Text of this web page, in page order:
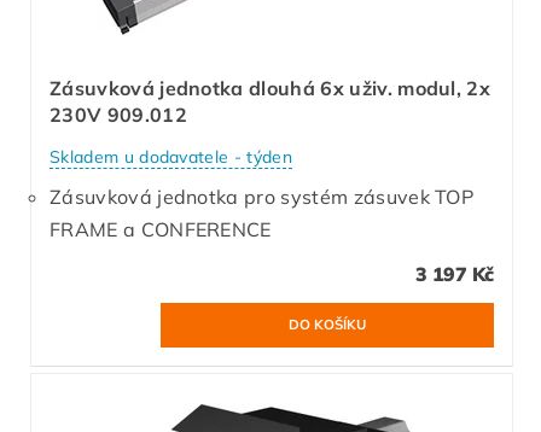
Zásuvková jednotka dlouhá 6x uživ. modul, 2x
230V 909.012
Skladem u dodavatele - týden
Zásuvková jednotka pro systém zásuvek TOP
FRAME a CONFERENCE
3 197 Kč